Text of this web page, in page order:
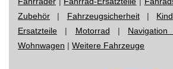
Zubehör | Fahrzeugsicherheit|
Ersatzteile | Motorrad |
Wohnwagen | Weitere Fahrzeuge